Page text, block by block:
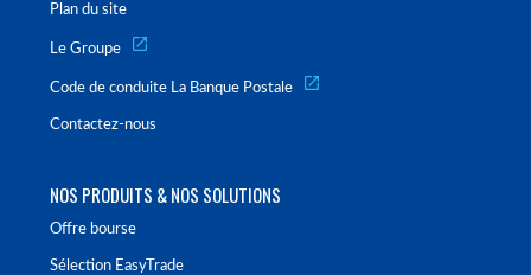
Plan du site
Le Groupe
Code de conduite La Banque Postale
Contactez-nous
NOS PRODUITS & NOS SOLUTIONS
Offre bourse
Sélection EasyTrade